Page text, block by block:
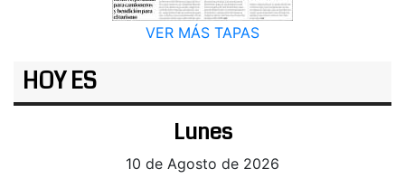
VER MÁS TAPAS
HOY ES
Lunes
10 de Agosto de 2026